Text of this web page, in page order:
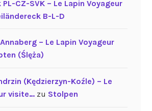
CZ-SVK – Le Lapin Voyageur
B-L-D
– Le Lapin Voyageur
(Ślęża)
(Kędzierzyn-Koźle) – Le
visite…zu Stolpen